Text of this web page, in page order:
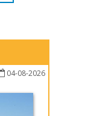
04-08-2026